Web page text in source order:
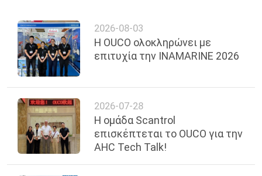
2026-08-03
Η OUCO ολοκληρώνει με
επιτυχία την INAMARINE 2026
2026-07-28
Η ομάδα Scantrol
επισκέπτεται το OUCO για την
AHC Tech Talk!